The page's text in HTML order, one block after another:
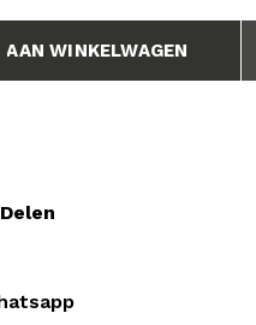
AAN WINKELWAGEN
Delen